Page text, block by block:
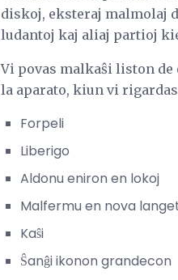
diskoj, eksteraj malmolaj
ludantoj kaj aliaj partioj
Vi povas malkaŝi liston
la aparato, kiun vi
Forpeli
Liberigo
Aldonu eniron en lokoj
Malfermu en nova
Kaŝi
Ŝanĝi ikonon grandecon